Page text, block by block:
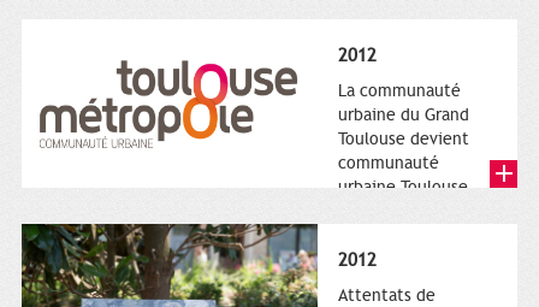
2012
La communauté
urbaine du Grand
Toulouse devient
communauté
urbaine Toulouse
Métropole,
représentant l'anneau
de Moëbius.
2012
Attentats de